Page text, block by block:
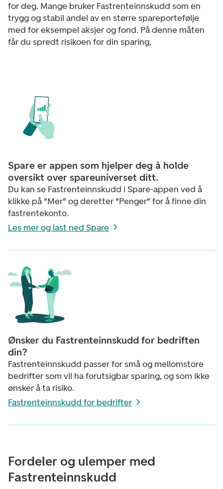
for deg. Mange bruker Fastrenteinnskudd som en
trygg og stabil andel av en større spareportefølje
med for eksempel aksjer og fond. På denne måten
får du spredt risikoen for din sparing,
Spare er appen som hjelper deg å holde
oversikt over spareuniverset ditt.
Du kan se Fastrenteinnskudd i Spare-appen ved å
klikke på "Mer" og deretter "Penger" for å finne din
fastrentekonto.
Les mer og last ned Spare
Ønsker du Fastrenteinnskudd for bedriften
din?
Fastrenteinnskudd passer for små og mellomstore
bedrifter som vil ha forutsigbar sparing, og som ikke
ønsker å ta risiko.
Fastrenteinnskudd for bedrifter
Fordeler og ulemper med
Fastrenteinnskudd